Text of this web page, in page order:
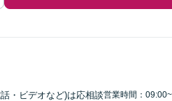
・ビデオなど)は応相談営業時間：